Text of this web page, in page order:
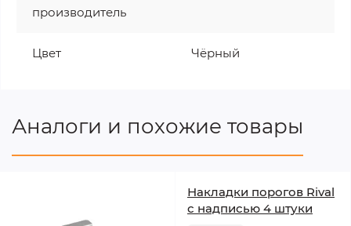
производитель
Цвет Чёрный
Аналоги и похожие товары
Накладки порогов Rival
с надписью 4 штуки